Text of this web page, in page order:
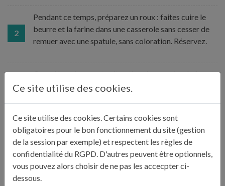
2
Pendant ce temps, préparez un roux : faites cuire le
beurre et la farine dans une casserole sans cesser de
remuer avec une spatule, sans coloration. Réservez.
3
Quand le poisson est cuit, retirez la marmite du feu et
prélevez le bouillon en l’ajoutant louche par louche
La sauce doit être nappante sans être trop épaisse.
4
Déposez une darne de chaque poisson dans chaque
assiette. Nappez de sauce. Accompagnez de
rondelles de baguette rassie dorées à la poêle et
Ce site utilise des cookies.
Ce site utilise des cookies. Certains cookies sont
obligatoires pour le bon fonctionnement du site (gestion
de la session par exemple) et respectent les règles de
confidentialité du RGPD. D'autres peuvent être optionnels,
vous pouvez alors choisir de ne pas les accecpter ci-
dessous.